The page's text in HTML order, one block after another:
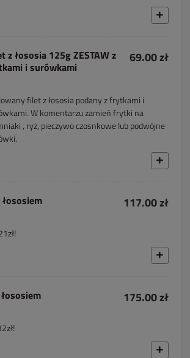
z łososia 125g ZESTAW z
i surówkami
69.00 zł
filet z łososia podany z frytkami i
W komentarzu zamień frytki na
, ryż, pieczywo czosnkowe lub podwójne
117.00 zł
175.00 zł